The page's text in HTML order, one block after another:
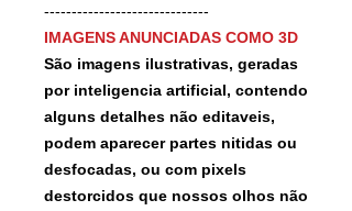
------------------------------
IMAGENS ANUNCIADAS COMO 3D
São imagens ilustrativas, geradas
por inteligencia artificial, contendo
alguns detalhes não editaveis,
podem aparecer partes nitidas ou
desfocadas, ou com pixels
destorcidos que nossos olhos não